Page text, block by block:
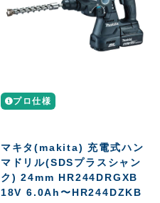
プロ仕様
マキタ(makita) 充電式ハン
マドリル(SDSプラスシャン
ク) 24mm HR244DRGXB
18V 6.0Ah〜HR244DZKB